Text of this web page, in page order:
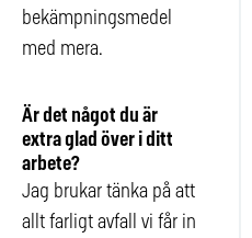
bekämpningsmedel
med mera.
Är det något du är
extra glad över i ditt
arbete?
Jag brukar tänka på att
allt farligt avfall vi får in